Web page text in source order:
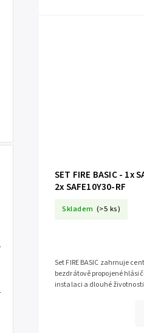
SET FIRE BASIC - 1x
2x SAFE10Y30-RF
Skladem (>5 ks)
Set FIRE BASIC zahrnuje
bezdrátově propojené
instalaci a dlouhé